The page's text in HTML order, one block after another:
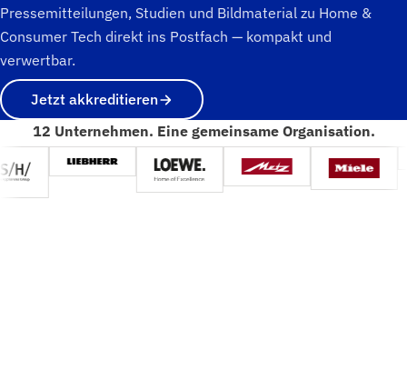
Pressemitteilungen, Studien und Bildmaterial zu Home &
Consumer Tech direkt ins Postfach — kompakt und
verwertbar.
Jetzt akkreditieren
12 Unternehmen. Eine gemeinsame Organisation.